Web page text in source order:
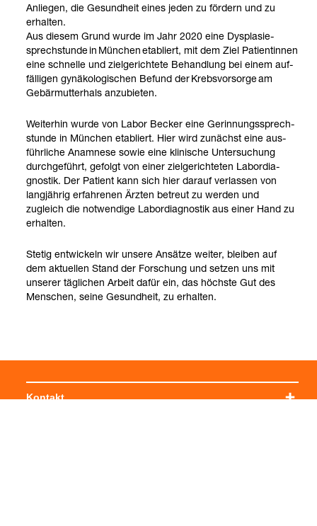
Anlie­gen, die Gesund­heit eines jeden zu för­dern und zu
erhal­ten.
Aus die­sem Grund wurde im Jahr 2020 eine Dys­pla­sie­
sprech­stunde in Mün­chen eta­bliert, mit dem Ziel Pati­en­tin­nen
eine schnelle und ziel­ge­rich­tete Behand­lung bei einem auf­
fäl­li­gen gynä­ko­lo­gi­schen Befund der Krebs­vor­sorge am
Gebär­mut­ter­hals anzu­bie­ten.
Wei­ter­hin wurde von Labor Becker eine Gerin­nungs­sprech­
stunde in Mün­chen eta­bliert. Hier wird zunächst eine aus­
führ­li­che Ana­mnese sowie eine kli­ni­sche Unter­su­chung
durch­ge­führt, gefolgt von einer ziel­ge­rich­te­ten Labor­dia­
gnos­tik. Der Pati­ent kann sich hier dar­auf ver­las­sen von
lang­jäh­rig erfah­re­nen Ärz­ten betreut zu wer­den und
zugleich die not­wen­dige Labor­dia­gnos­tik aus einer Hand zu
erhal­ten.
Ste­tig ent­wi­ckeln wir unsere Ansätze wei­ter, blei­ben auf
dem aktu­el­len Stand der For­schung und set­zen uns mit
unse­rer täg­li­chen Arbeit dafür ein, das höchste Gut des
Men­schen, seine Gesund­heit, zu erhal­ten.
Kontakt